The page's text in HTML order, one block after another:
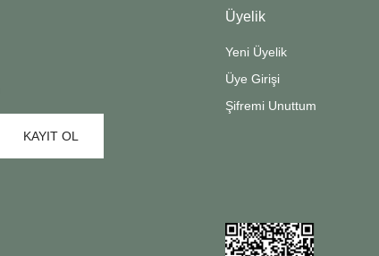
KAYIT OL
Üyelik
Yeni Üyelik
Üye Girişi
Şifremi Unuttum